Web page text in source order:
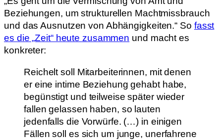
Beziehungen, um strukturellen Machtmissbrauch
und das Ausnutzen von Abhängigkeiten.“ So fasst
es die „Zeit“ heute zusammen und macht es
konkreter:
Reichelt soll Mitarbeiterinnen, mit denen
er eine intime Beziehung gehabt habe,
begünstigt und teilweise später wieder
fallen gelassen haben, so lauten
jedenfalls die Vorwürfe. (…) in einigen
Fällen soll es sich um junge, unerfahrene